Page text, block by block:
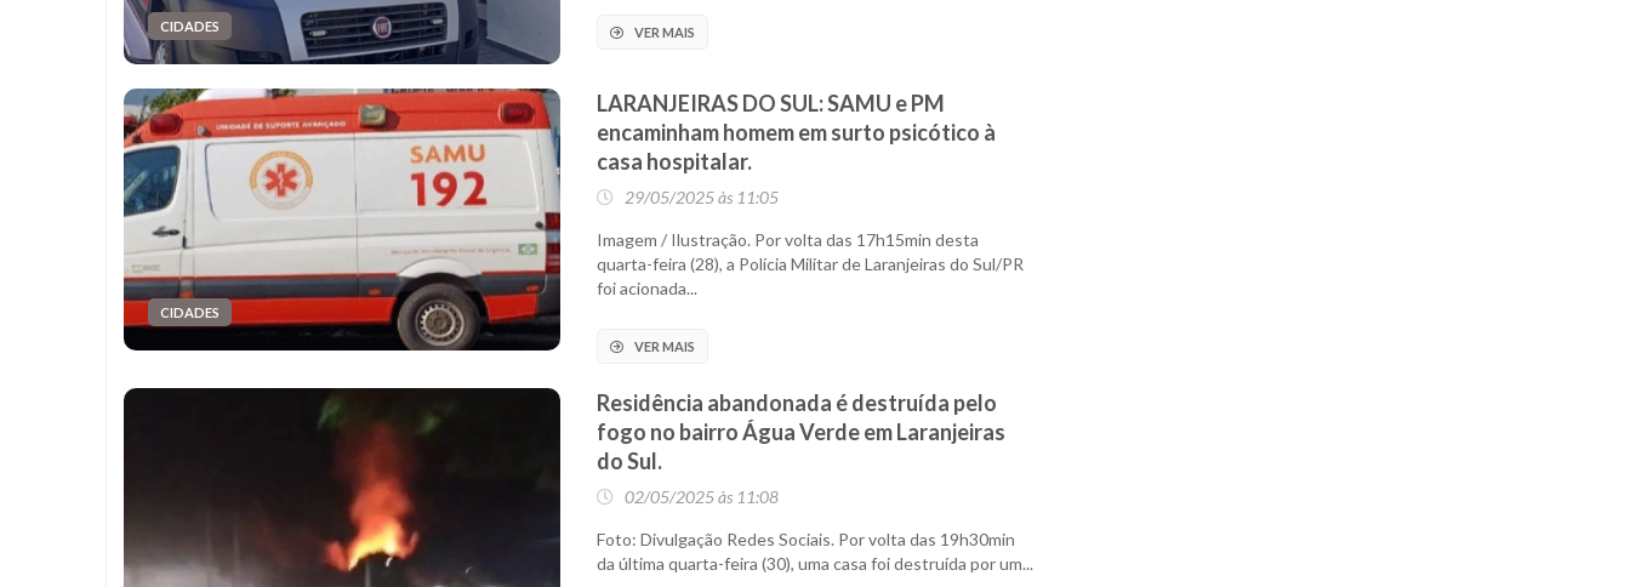
CIDADES VER MAIS
CIDADES
LARANJEIRAS DO SUL: SAMU e PM
encaminham homem em surto psicótico à
casa hospitalar.
29/05/2025 às 11:05
Imagem / Ilustração. Por volta das 17h15min desta
quarta-feira (28), a Polícia Militar de Laranjeiras do Sul/PR
foi acionada...
VER MAIS
Residência abandonada é destruída pelo
fogo no bairro Água Verde em Laranjeiras
do Sul.
02/05/2025 às 11:08
Foto: Divulgação Redes Sociais. Por volta das 19h30min
da última quarta-feira (30), uma casa foi destruída por um...